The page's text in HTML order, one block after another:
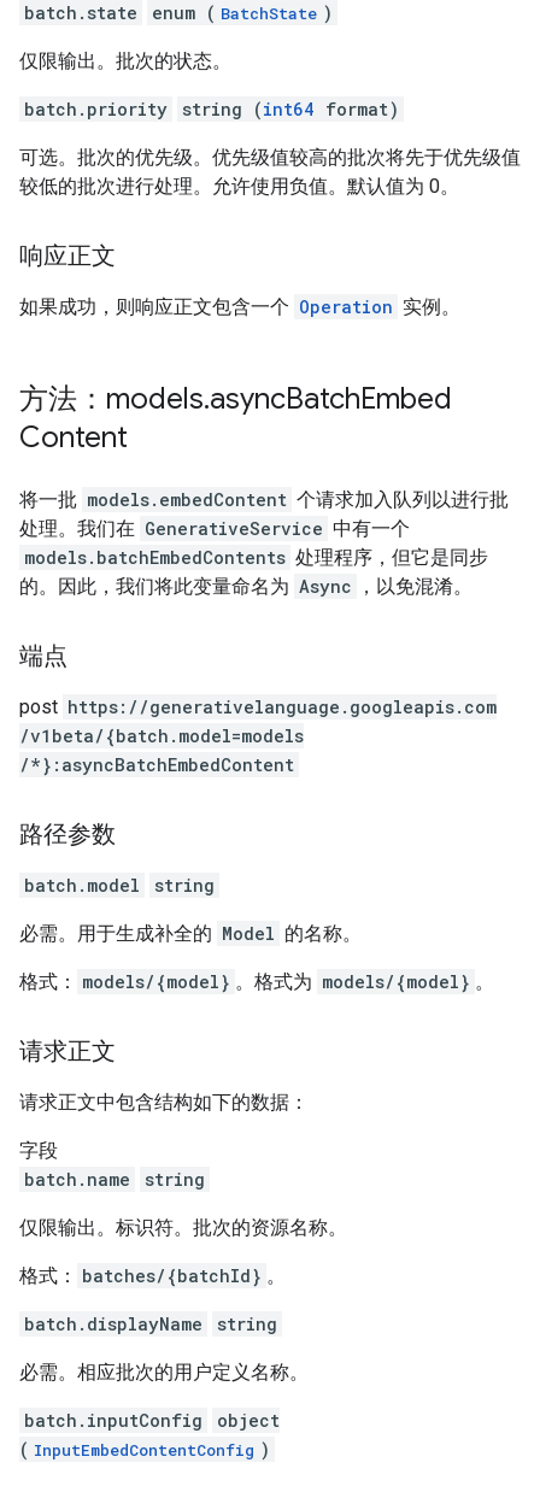
batch.state enum ( BatchState )
仅限输出。批次的状态。
batch.priority string (int64 format)
可选。批次的优先级。优先级值较高的批次将先于优先级值
较低的批次进行处理。允许使用负值。默认值为 0。
响应正文
如果成功，则响应正文包含一个 Operation 实例。
方法：models.asyncBatchEmbed
Content
将一批 models.embedContent 个请求加入队列以进行批
处理。我们在 GenerativeService 中有一个
models.batchEmbedContents 处理程序，但它是同步
的。因此，我们将此变量命名为 Async ，以免混淆。
端点
post https: / /generativelanguage.googleapis.com
/v1beta/{batch.model=models
/*}:asyncBatchEmbedContent
路径参数
batch.model string
必需。用于生成补全的 Model 的名称。
格式： models/{model} 。格式为 models/{model} 。
请求正文
请求正文中包含结构如下的数据：
字段
batch.name
string
仅限输出。标识符。批次的资源名称。
格式： batches/{batchId} 。
batch.displayName string
必需。相应批次的用户定义名称。
batch.inputConfig
object
( InputEmbedContentConfig )